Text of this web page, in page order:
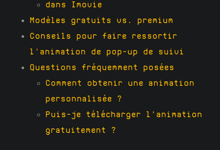
dans Imovie
Modèles gratuits vs. premium
Conseils pour faire ressortir
l'animation de pop-up de suivi
Questions fréquemment posées
Comment obtenir une animation
personnalisée ?
Puis-je télécharger l'animation
gratuitement ?